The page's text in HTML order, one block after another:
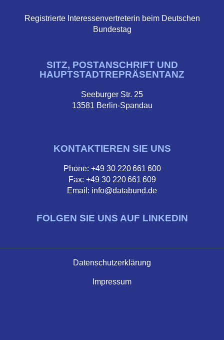
Registrierte Interessenvertreterin beim Deutschen
Bundestag
SITZ, POSTANSCHRIFT UND
HAUPTSTADTREPRÄSENTANZ
Seeburger Str. 25
13581 Berlin-Spandau
KONTAKTIEREN SIE UNS
Phone: +49 30 220 661 600
Fax: +49 30 220 661 609
Email: info@databund.de
FOLGEN SIE UNS AUF LINKEDIN
Datenschutzerklärung
Impressum